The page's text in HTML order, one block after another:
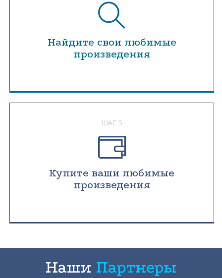
Найдите свои любимые
произведения
ШАГ 5
Купите ваши любимые
произведения
Наши Партнеры